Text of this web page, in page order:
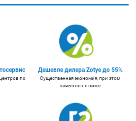
по
Дешевле дилера Zotye до 55%
Существенная экономия, при этом
качество не ниже